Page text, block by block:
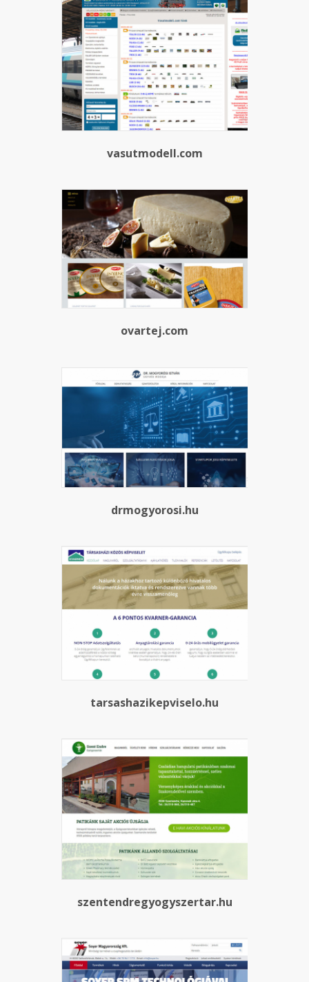
vasutmodell.com
ovartej.com
drmogyorosi.hu
tarsashazikepviselo.hu
szentendregyogyszertar.hu